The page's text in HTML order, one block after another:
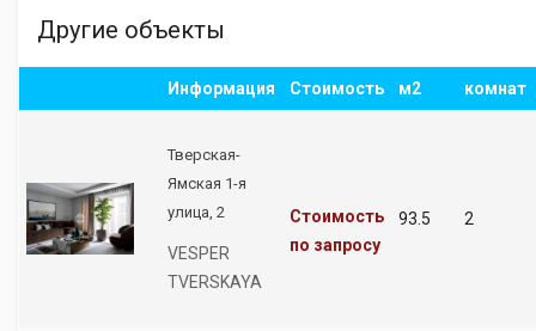
Другие объекты
Информация Стоимость м2 комнат
Тверская-
Ямская 1-я
улица, 2
VESPER
TVERSKAYA
Стоимость
по запросу
93.5 2